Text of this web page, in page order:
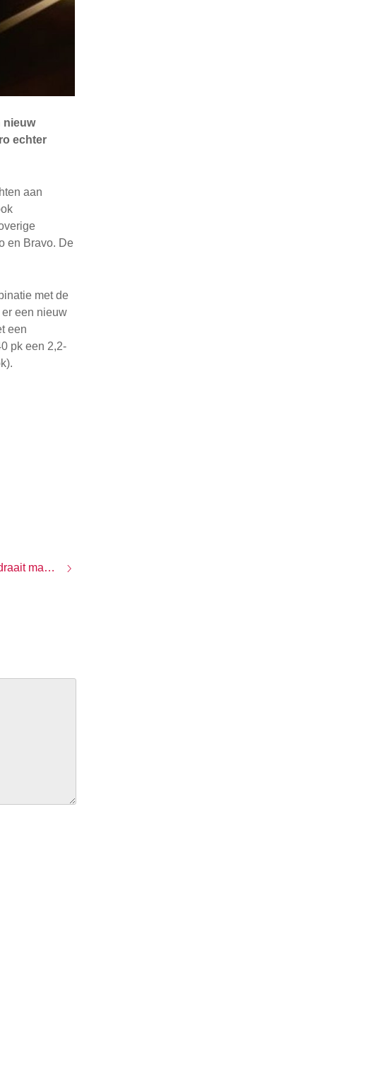
nieuw
echter
aan
en Bravo. De
met de
een nieuw
een
pk een 2,2-
Fiat 500-rad draait maar door